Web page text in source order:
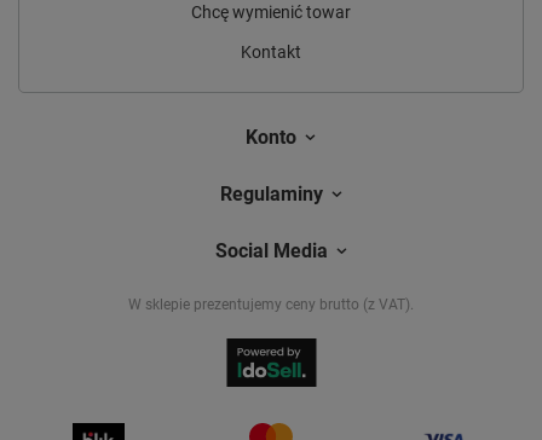
Chcę wymienić towar
Kontakt
Konto
Regulaminy
Social Media
W sklepie prezentujemy ceny brutto (z VAT).